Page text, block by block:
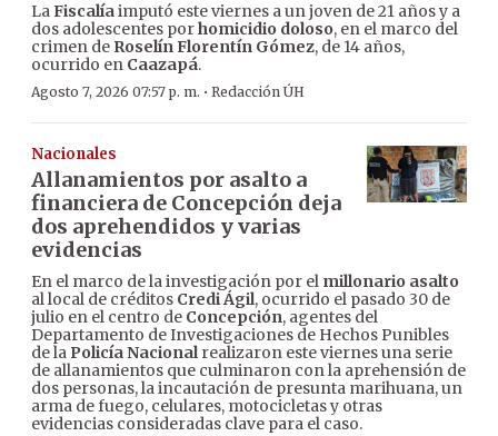
LaFiscalíaimputó este viernes a un joven de 21 años y a
dos adolescentes porhomicidio doloso, en el marco del
crimen de Roselín Florentín Gómez, de 14 años,
ocurrido en Caazapá.
Agosto 7, 2026 07:57 p. m. · Redacción ÚH
Nacionales
Allanamientos por asalto a
financiera de Concepción deja
dos aprehendidos y varias
evidencias
En el marco de la investigación por el millonario asalto
al local de créditos Credi Ágil, ocurrido el pasado 30 de
julio en el centro de Concepción, agentes del
Departamento de Investigaciones de Hechos Punibles
de la Policía Nacionalrealizaron este viernes una serie
de allanamientos que culminaron con la aprehensión de
dos personas, la incautación de presunta marihuana, un
arma de fuego, celulares, motocicletas y otras
evidencias consideradas clave para el caso.